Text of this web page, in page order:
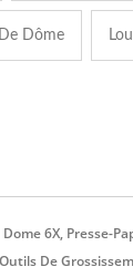
Dôme
6X, Presse-
De